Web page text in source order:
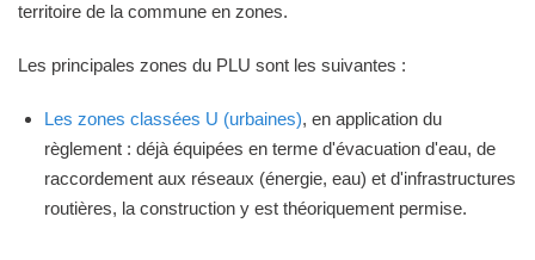
territoire de la commune en zones.
Les principales zones du PLU sont les suivantes :
Les zones classées U (urbaines), en application du
règlement : déjà équipées en terme d'évacuation d'eau, de
raccordement aux réseaux (énergie, eau) et d'infrastructures
routières, la construction y est théoriquement permise.